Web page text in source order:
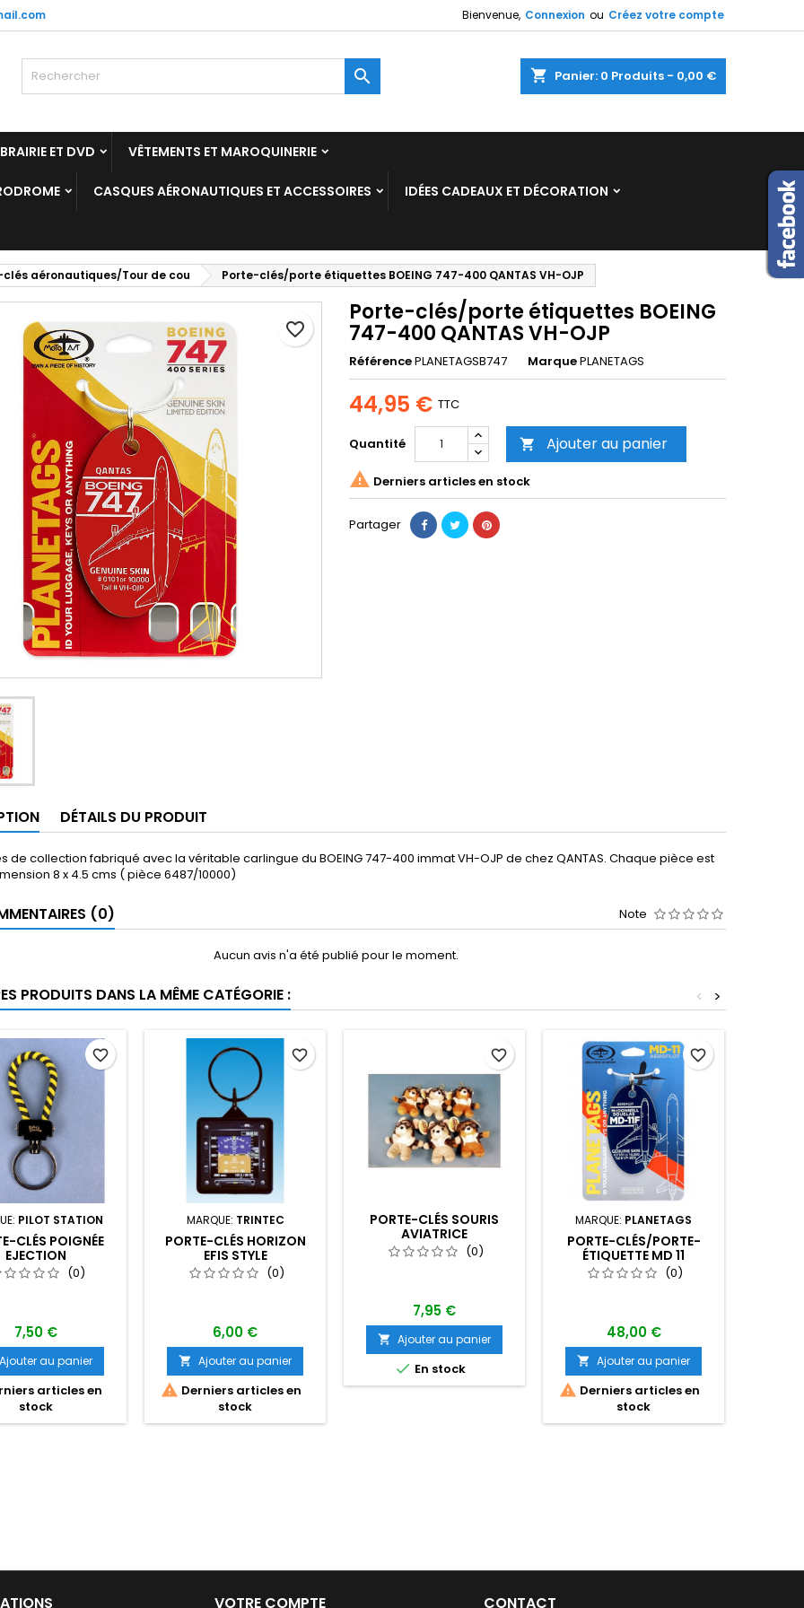
Bienvenue, Connexion ou Créez votre compte
shopping_cart Panier: 0 Produits - 0,00 €

ET DVD VÊTEMENTS ET MAROQUINERIE
CASQUES AÉRONAUTIQUES ET ACCESSOIRES IDÉES CADEAUX ET DÉCORATION
aéronautiques/Tour de cou Porte-clés/porte étiquettes BOEING 747-400 QANTAS VH-OJP
Porte-clés/porte étiquettes BOEING
747-400 QANTAS VH-OJP
RéférencePLANETAGSB747 MarquePLANETAGS
44,95 € TTC
Quantité  Ajouter au panier
favorite_border
 Derniers articles en stock
Partager
DÉTAILS DU PRODUIT
de collection fabriqué avec la véritable carlingue du BOEING 747-400 immat VH-OJP de chez QANTAS. Chaque pièce est
8 x 4.5 cms ( pièce 6487/10000)
(0) Note
Aucun avis n'a été publié pour le moment.
PRODUITS DANS LA MÊME CATÉGORIE : >
<
PILOT STATION
CLÉS POIGNÉE
EJECTION
(0)
7,50 €
Ajouter au panier
articles en
stock
favorite_border
MARQUE: TRINTEC
PORTE-CLÉS HORIZON
EFIS STYLE
(0)
6,00 €
 Ajouter au panier
 Derniers articles en
stock
favorite_border
PORTE-CLÉS SOURIS
AVIATRICE
(0)
7,95 €
 Ajouter au panier
 En stock
favorite_border
MARQUE: PLANETAGS
PORTE-CLÉS/PORTE-
ÉTIQUETTE MD 11
AEROFLOT VP-BDR
(0)
48,00 €
 Ajouter au panier
 Derniers articles en
stock
favorite_border
VOTRE COMPTE CONTACT
wishlists
Create new list
une liste d'envies
Annuler Créer une liste d'envies
devez être connecté pour ajouter des produits à votre liste
Connexion